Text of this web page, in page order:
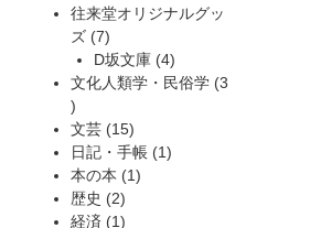
商
個
商
品
往来堂オリジナルグッ
ズ 77
個
の
品
D坂文庫 44
個
品
文化人類学・民俗学 3
3
個
の
商
品
文芸 1515
個
の
日記・手帳 11
本の本 11
歴史 22
個
経済 11